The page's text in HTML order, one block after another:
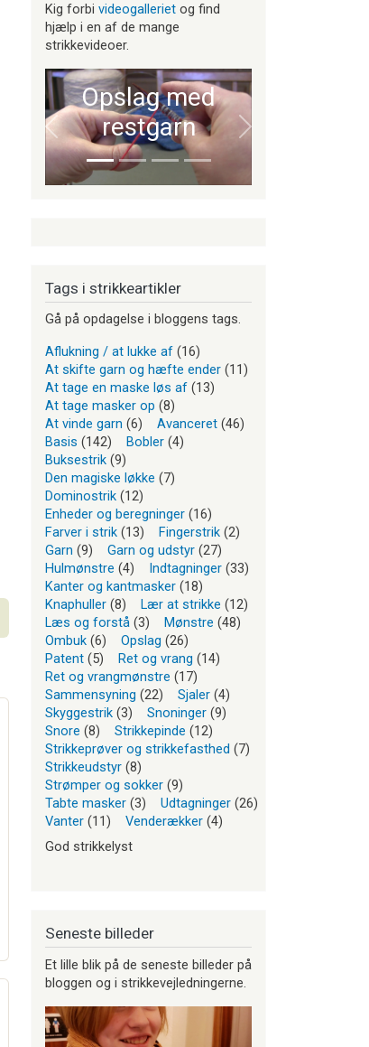
Kig forbi videogalleriet og find
hjælp i en af de mange
strikkevideoer.
Opslag med
restgarn
Forrige Næste
Tags i strikkeartikler
Gå på opdagelse i bloggens tags.
Aflukning / at lukke af (16)
At skifte garn og hæfte ender (11)
At tage en maske løs af (13)
At tage masker op (8)
At vinde garn (6) Avanceret (46)
Basis (142) Bobler (4)
Buksestrik (9)
Den magiske løkke (7)
Dominostrik (12)
Enheder og beregninger (16)
Farver i strik (13) Fingerstrik (2)
Garn (9) Garn og udstyr (27)
Hulmønstre (4) Indtagninger (33)
Kanter og kantmasker (18)
Knaphuller (8) Lær at strikke (12)
Læs og forstå (3) Mønstre (48)
Ombuk (6) Opslag (26)
Patent (5) Ret og vrang (14)
Ret og vrangmønstre (17)
Sammensyning (22) Sjaler (4)
Skyggestrik (3) Snoninger (9)
Snore (8) Strikkepinde (12)
Strikkeprøver og strikkefasthed (7)
Strikkeudstyr (8)
Strømper og sokker (9)
Tabte masker (3) Udtagninger (26)
Vanter (11) Venderækker (4)
God strikkelyst
Seneste billeder
Et lille blik på de seneste billeder på
bloggen og i strikkevejledningerne.